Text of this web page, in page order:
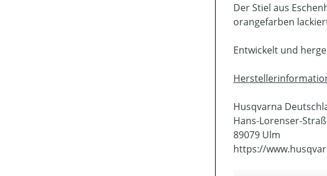
Der Stiel aus
orangefarben
Entwickelt und
Husqvarna
Hans-Lorenser-
89079 Ulm
https://